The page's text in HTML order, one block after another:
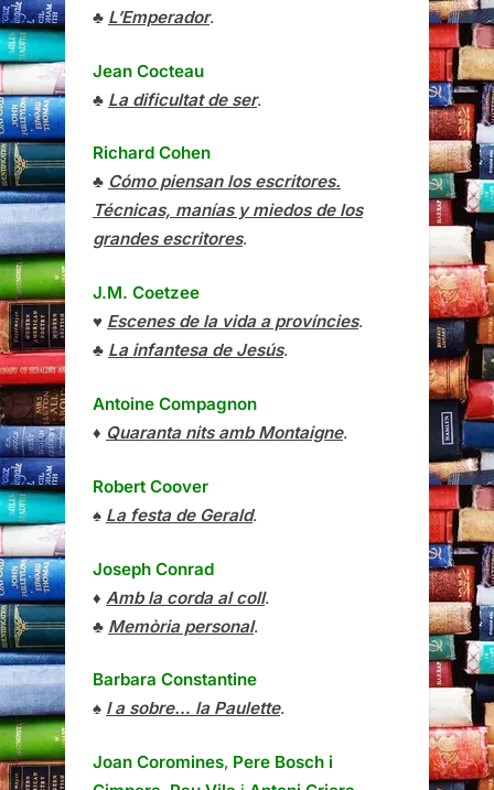
♣ L’Emperador.
Jean Cocteau
♣ La dificultat de ser.
Richard Cohen
♣ Cómo piensan los escritores.
Técnicas, manías y miedos de los
grandes escritores.
J.M. Coetzee
♥ Escenes de la vida a províncies.
♣ La infantesa de Jesús.
Antoine Compagnon
♦ Quaranta nits amb Montaigne.
Robert Coover
♠ La festa de Gerald.
Joseph Conrad
♦ Amb la corda al coll.
♣ Memòria personal.
Barbara Constantine
♠ I a sobre… la Paulette.
Joan Coromines, Pere Bosch i